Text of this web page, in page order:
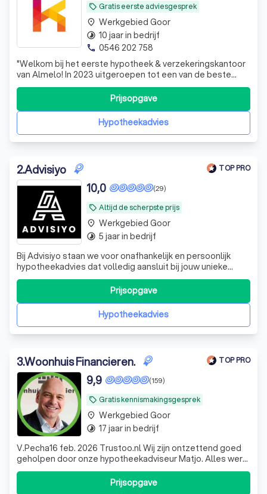
local_offer Gratis eerste adviesgesprek
"Welkom bij het eerste hypotheek & verzekeringskantoor
van Almelo! In 2023 uitgeroepen tot een van de beste
presterende kantoren van Nederland door Advieskeuze!
Kenkhuis Adviesgroep is graag jouw persoonlijke
aanspreekpunt voor hypotheken & verzekeringen. Wij zijn
écht gespecialiseerd in hypothe
Hypotheekadvies
Prijsopgave
place Werkgebied Goor
timelapse 10 jaar in bedrijf
phone 0546 202 758
2.Advisiyo TOP PRO
local_offer Altijd de scherpste prijs
(29)
10,0
Bij Advisiyo staan we voor onafhankelijk en persoonlijk
hypotheekadvies dat volledig aansluit bij jouw unieke
situatie en wensen. Als ervaren tussenpersoon vergelijken
we de mogelijkheden bij diverse hypotheekverstrekkers
om de beste oplossing voor jou te vinden. Of je nu een
starter bent, wilt doorHypotheekadvies
Prijsopgave
place Werkgebied Goor
timelapse 5 jaar in bedrijf
3.Woonhuis Financieren. TOP PRO
local_offer Gratis kennismakingsgesprek
(159)
9,9
V.Pecha16 feb. 2026 Trustoo.nl Wij zijn ontzettend goed
geholpen door onze hypotheekadviseur Matjo. Alles werd
duidelijk uitgelegd. De begeleiding was professioneel,
betrokken en geruststellend.Prijsopgave
place Werkgebied Goor
timelapse 17 jaar in bedrijf